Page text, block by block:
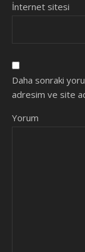
İnternet sitesi
Daha sonraki
adresim ve site
Yorum